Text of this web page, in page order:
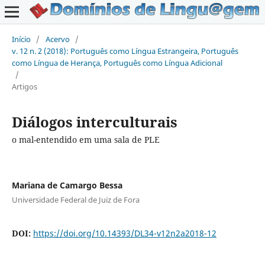
Início / Acervo /
v. 12 n. 2 (2018): Português como Língua Estrangeira, Português
como Língua de Herança, Português como Língua Adicional
/
Artigos
Diálogos interculturais
o mal-entendido em uma sala de PLE
Mariana de Camargo Bessa
Universidade Federal de Juiz de Fora
DOI: https://doi.org/10.14393/DL34-v12n2a2018-12